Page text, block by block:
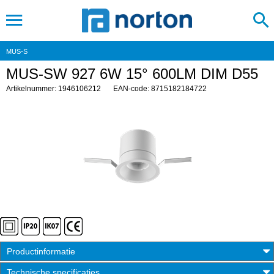
MUS-S
MUS-SW 927 6W 15° 600LM DIM D55
Artikelnummer: 1946106212 EAN-code: 8715182184722
Productinformatie